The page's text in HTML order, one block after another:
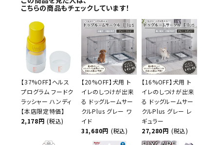
こちらの商品もチェックしています！
【37%OFF】ヘルス
プログラム フードク
ラッシャー ハンディ
【本店限定特価】
2,178円 (税込)
【20%OFF】犬用 ト
イレのしつけが出来
る ドッグルームサー
クルPlus グレー ワ
イド
31,680円 (税込)
【16%OFF】犬用 ト
イレのしつけが出来
る ドッグルームサー
クルPlus グレー レ
ギュラー
27,280円 (税込)